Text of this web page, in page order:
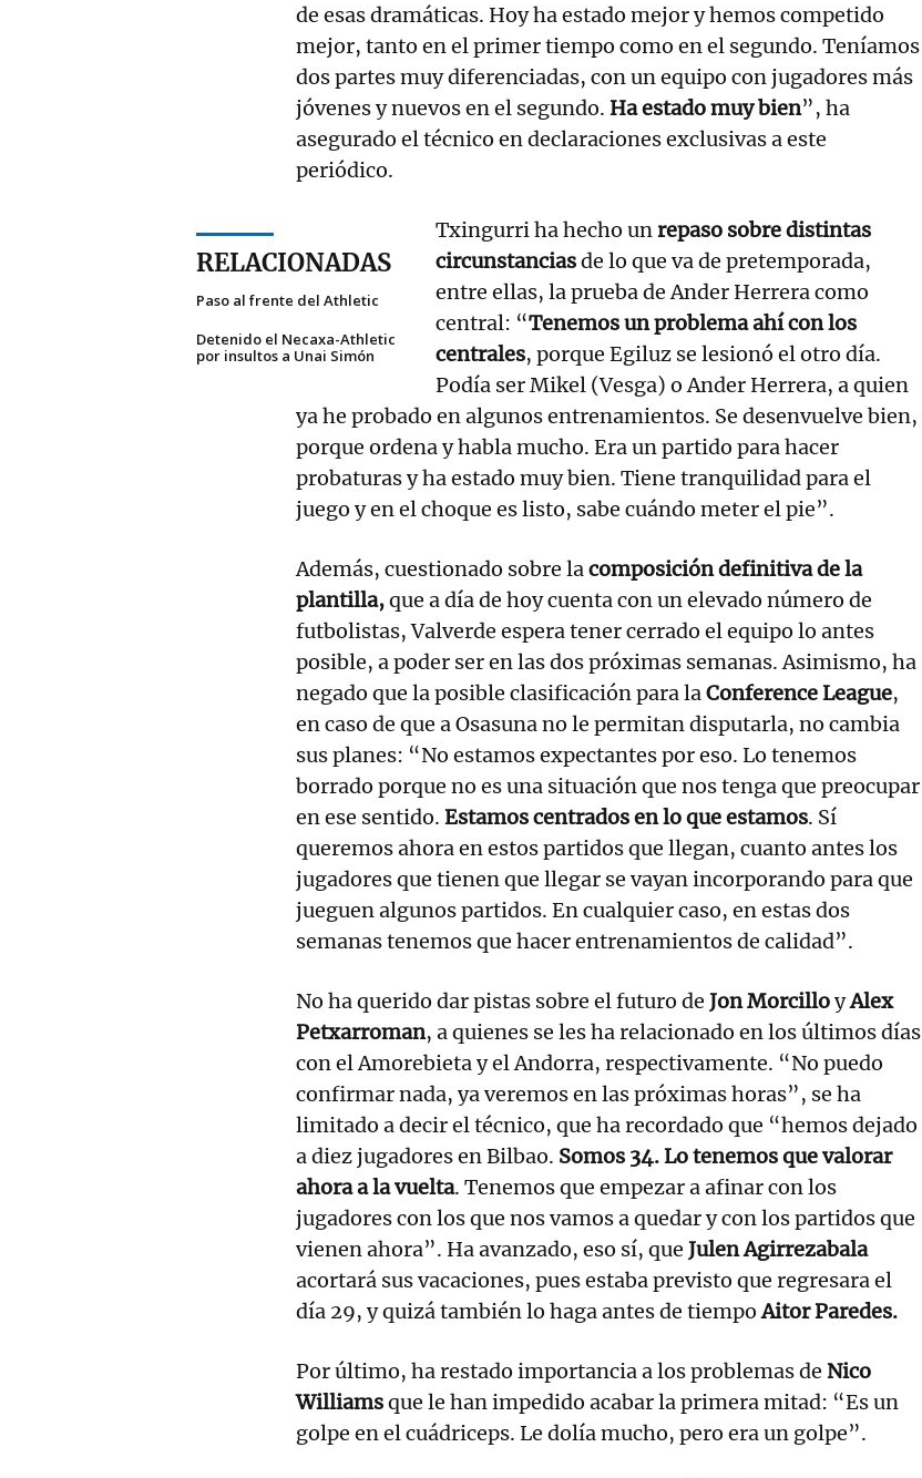
de esas dramáticas. Hoy ha estado mejor y hemos competido
mejor, tanto en el primer tiempo como en el segundo. Teníamos
dos partes muy diferenciadas, con un equipo con jugadores más
jóvenes y nuevos en el segundo. Ha estado muy bien”, ha
asegurado el técnico en declaraciones exclusivas a este
periódico.
RELACIONADAS
Paso al frente del Athletic
Detenido el Necaxa-Athletic
por insultos a Unai Simón
Txingurri ha hecho unrepaso sobre distintas
circunstanciasde lo que va de pretemporada,
entre ellas, la prueba de Ander Herrera como
central: “Tenemos un problema ahí con los
centrales, porque Egiluz se lesionó el otro día.
Podía ser Mikel (Vesga) o Ander Herrera, a quien
ya he probado en algunos entrenamientos. Se desenvuelve bien,
porque ordena y habla mucho. Era un partido para hacer
probaturas y ha estado muy bien. Tiene tranquilidad para el
juego y en el choque es listo, sabe cuándo meter el pie”.
Además, cuestionado sobre lacomposición definitiva de la
plantilla,que a día de hoy cuenta con un elevado número de
futbolistas, Valverde espera tener cerrado el equipo lo antes
posible, a poder ser en las dos próximas semanas. Asimismo, ha
negado que la posible clasificación para laConference League,
en caso de que a Osasuna no le permitan disputarla, no cambia
sus planes: “No estamos expectantes por eso. Lo tenemos
borrado porque no es una situación que nos tenga que preocupar
en ese sentido. Estamos centrados en lo que estamos. Sí
queremos ahora en estos partidos que llegan, cuanto antes los
jugadores que tienen que llegar se vayan incorporando para que
jueguen algunos partidos. En cualquier caso, en estas dos
semanas tenemos que hacer entrenamientos de calidad”.
No ha querido dar pistas sobre el futuro de Jon MorcilloyAlex
Petxarroman, a quienes se les ha relacionado en los últimos días
con el Amorebieta y el Andorra, respectivamente. “No puedo
confirmar nada, ya veremos en las próximas horas”, se ha
limitado a decir el técnico, que ha recordado que “hemos dejado
a diez jugadores en Bilbao. Somos 34. Lo tenemos que valorar
ahora a la vuelta. Tenemos que empezar a afinar con los
jugadores con los que nos vamos a quedar y con los partidos que
vienen ahora”. Ha avanzado, eso sí, que Julen Agirrezabala
acortará sus vacaciones, pues estaba previsto que regresara el
día 29, y quizá también lo haga antes de tiempoAitor Paredes.
Por último, ha restado importancia a los problemas de Nico
Williamsque le han impedido acabar la primera mitad: “Es un
golpe en el cuádriceps. Le dolía mucho, pero era un golpe”.